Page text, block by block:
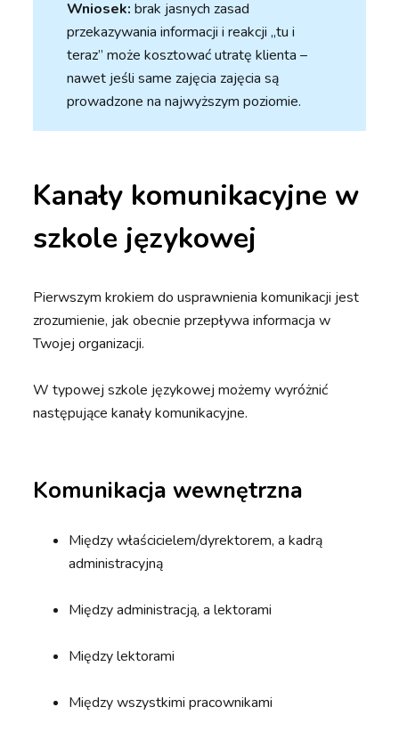
Wniosek: brak jasnych zasad
przekazywania informacji i reakcji „tu i
teraz” może kosztować utratę klienta –
nawet jeśli same zajęcia zajęcia są
prowadzone na najwyższym poziomie.
Kanały komunikacyjne w
szkole językowej
Pierwszym krokiem do usprawnienia komunikacji jest
zrozumienie, jak obecnie przepływa informacja w
Twojej organizacji.
W typowej szkole językowej możemy wyróżnić
następujące kanały komunikacyjne.
Komunikacja wewnętrzna
Między właścicielem/dyrektorem, a kadrą
administracyjną
Między administracją, a lektorami
Między lektorami
Między wszystkimi pracownikami